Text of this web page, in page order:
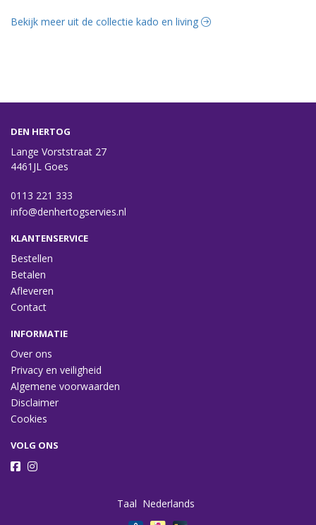
Bekijk meer uit de collectie kado en living
DEN HERTOG
Lange Vorststraat 27
4461JL Goes
0113 221 333
info@denhertogservies.nl
KLANTENSERVICE
Bestellen
Betalen
Afleveren
Contact
INFORMATIE
Over ons
Privacy en veiligheid
Algemene voorwaarden
Disclaimer
Cookies
VOLG ONS
Taal